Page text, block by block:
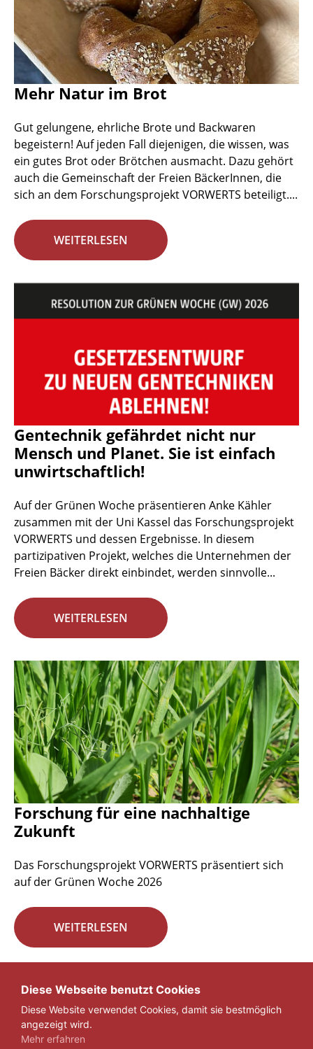
Mehr Natur im Brot
Gut gelungene, ehrliche Brote und Backwaren
begeistern! Auf jeden Fall diejenigen, die wissen, was
ein gutes Brot oder Brötchen ausmacht. Dazu gehört
auch die Gemeinschaft der Freien BäckerInnen, die
sich an dem Forschungsprojekt VORWERTS beteiligt....
WEITERLESEN
Gentechnik gefährdet nicht nur
Mensch und Planet. Sie ist einfach
unwirtschaftlich!
Auf der Grünen Woche präsentieren Anke Kähler
zusammen mit der Uni Kassel das Forschungsprojekt
VORWERTS und dessen Ergebnisse. In diesem
partizipativen Projekt, welches die Unternehmen der
Freien Bäcker direkt einbindet, werden sinnvolle...
WEITERLESEN
Forschung für eine nachhaltige
Zukunft
Das Forschungsprojekt VORWERTS präsentiert sich
auf der Grünen Woche 2026
WEITERLESEN
1 2 3 ... 29 »
Diese Webseite benutzt Cookies
Diese Website verwendet Cookies, damit sie bestmöglich
angezeigt wird.
Mehr erfahren